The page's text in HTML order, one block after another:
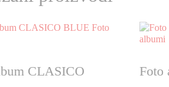
CLASICO
Foto